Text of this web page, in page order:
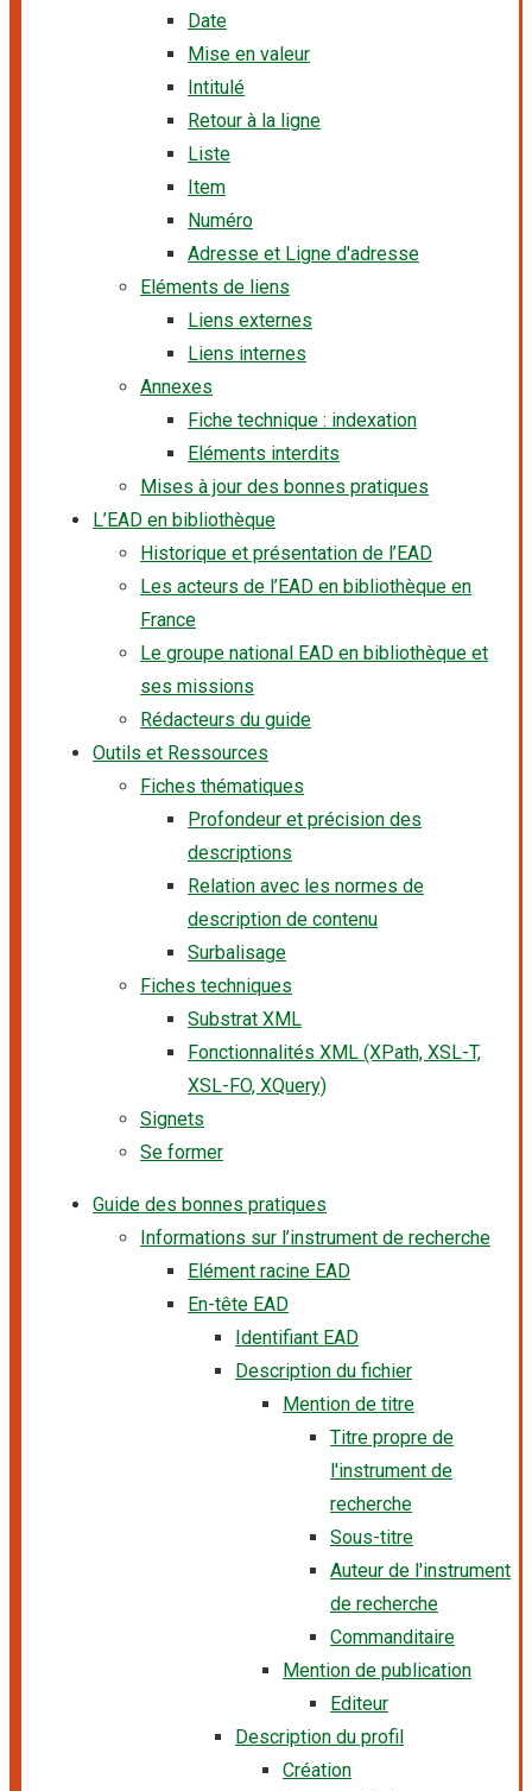
Date
Mise en valeur
Intitulé
Retour à la ligne
Liste
Item
Numéro
Adresse et Ligne d'adresse
Eléments de liens
Liens externes
Liens internes
Annexes
Fiche technique : indexation
Eléments interdits
Mises à jour des bonnes pratiques
L’EAD en bibliothèque
Historique et présentation de l’EAD
Les acteurs de l’EAD en bibliothèque en
France
Le groupe national EAD en bibliothèque et
ses missions
Rédacteurs du guide
Outils et Ressources
Fiches thématiques
Profondeur et précision des
descriptions
Relation avec les normes de
description de contenu
Surbalisage
Fiches techniques
Substrat XML
Fonctionnalités XML (XPath, XSL-T,
XSL-FO, XQuery)
Signets
Se former
Guide des bonnes pratiques
Informations sur l’instrument de recherche
Elément racine EAD
En-tête EAD
Identifiant EAD
Description du fichier
Mention de titre
Titre propre de
l'instrument de
recherche
Sous-titre
Auteur de l'instrument
de recherche
Commanditaire
Mention de publication
Editeur
Description du profil
Création